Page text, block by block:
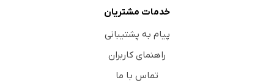
خدمات مشتریان
پیام به پشتیبانی
راهنمای کاربران
تماس با ما